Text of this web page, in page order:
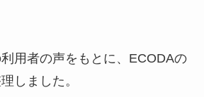
用者の声をもとに、ECODAの
しました。